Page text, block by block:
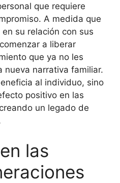
que requiere
A medida que
su relación con sus
a liberar
que ya no les
nueva narrativa familiar.
al individuo, sino
positivo en las
un legado de
las